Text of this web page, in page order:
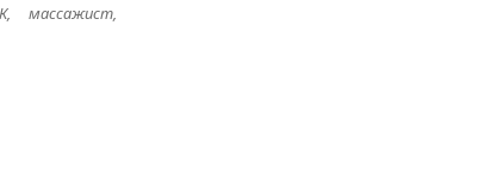
массажист,